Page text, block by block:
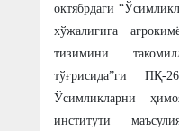
октябрдаги
хўжалигига
тизимини
тўғрисида”ги ПҚ-
Ўсимликларни
институти